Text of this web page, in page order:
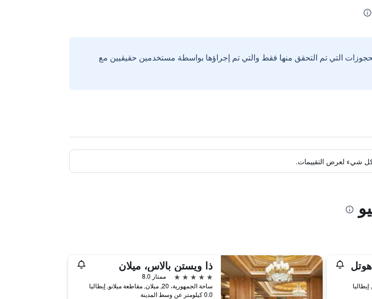
التي تم التحقق منها فقط والتي تم إجراؤها بواسطة مستخدمين حقيقيين مع
كل شيء لعرض التقييمات.
ذا ويستن بالاس، ميلان
5 نجوم
ممتاز 8.0
ساحة الجمهورية، 20, ميلان, مقاطعة ميلانو, إيطاليا
0.0 كيلومتر عن وسط المدينة